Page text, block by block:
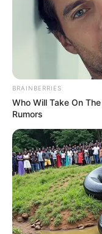
BRAINBERRIES
Who Will Take On
Rumors